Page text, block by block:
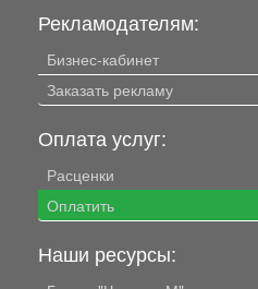
Рекламодателям:
Бизнес-кабинет
Заказать рекламу
Оплата услуг:
Расценки
Оплатить
Наши ресурсы: